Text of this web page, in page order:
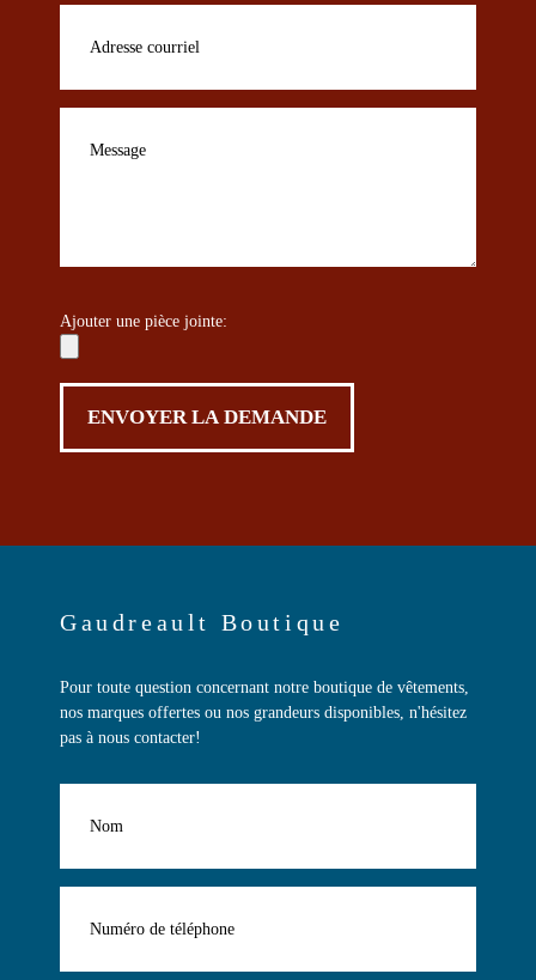
Ajouter une pièce jointe:
Gaudreault Boutique
Pour toute question concernant notre boutique de vêtements,
nos marques offertes ou nos grandeurs disponibles, n'hésitez
pas à nous contacter!